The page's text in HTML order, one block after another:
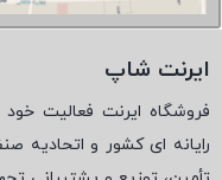
ایرنت شاپ
فروشگاه ایرنت فعالیت
رایانه ای کشور و اتحادیه